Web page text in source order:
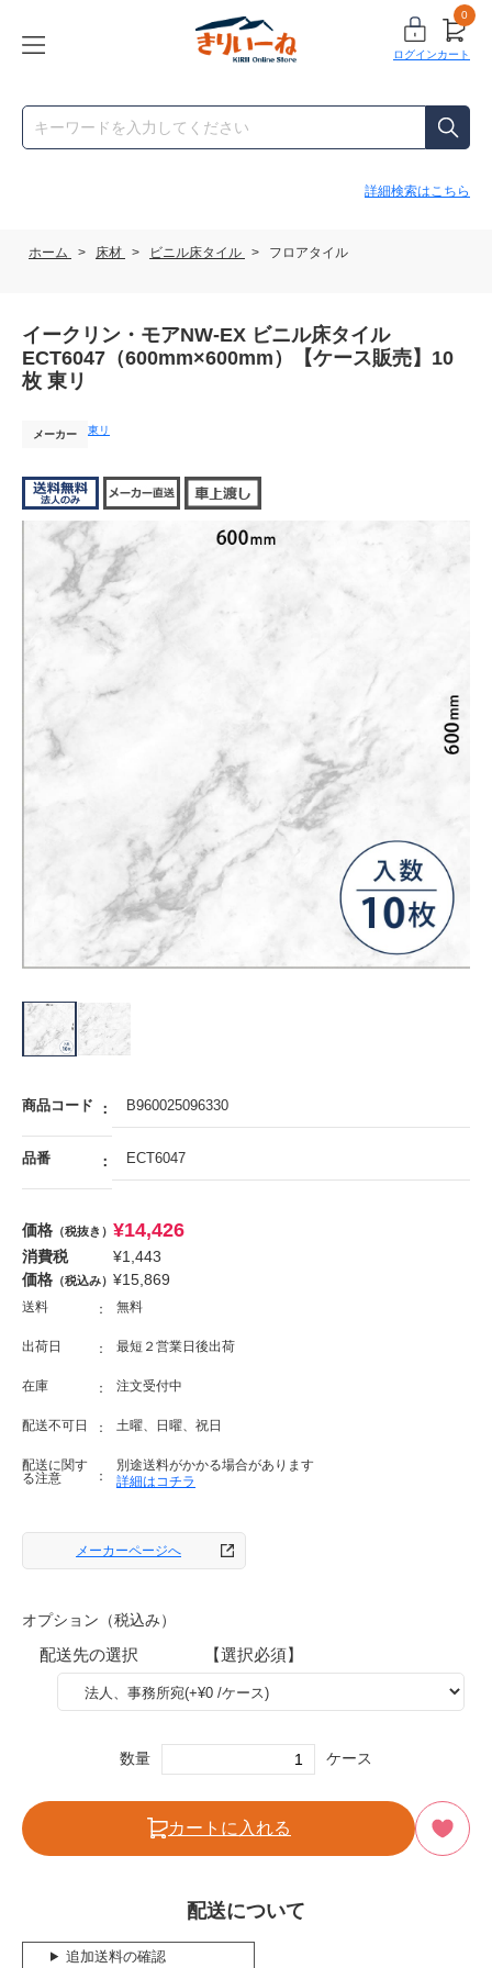
ログイン
0
カート
詳細検索はこちら
ホーム > 床材 > ビニル床タイル > フロアタイル
イークリン・モアNW-EX ビニル床タイル
ECT6047（600mm×600mm）【ケース販売】10
枚 東リ
メーカー 東リ
商品コード B960025096330
品番 ECT6047
価格 （税抜き） ¥14,426
消費税 ¥1,443
価格 （税込み） ¥15,869
送料 無料
出荷日 最短２営業日後出荷
在庫 注文受付中
配送不可日 土曜、日曜、祝日
配送に関す
る注意
別途送料がかかる場合があります
詳細はコチラ
メーカーページへ
オプション（税込み）
配送先の選択 【選択必須】
数量 ケース
カートに入れる
配送について
追加送料の確認